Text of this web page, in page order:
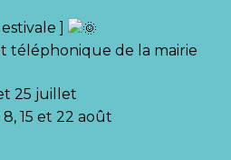
]
téléphonique de la mairie
25 juillet
8, 15 et 22 août